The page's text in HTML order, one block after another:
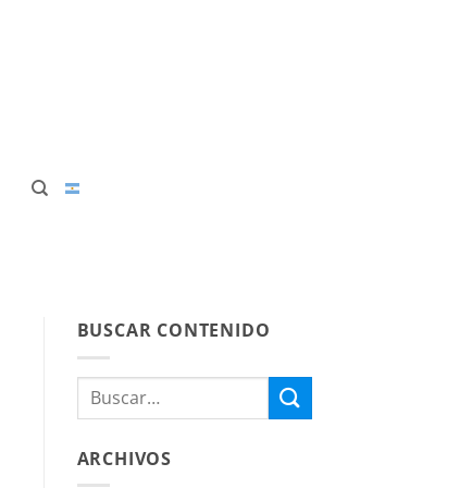
BUSCAR CONTENIDO
ARCHIVOS